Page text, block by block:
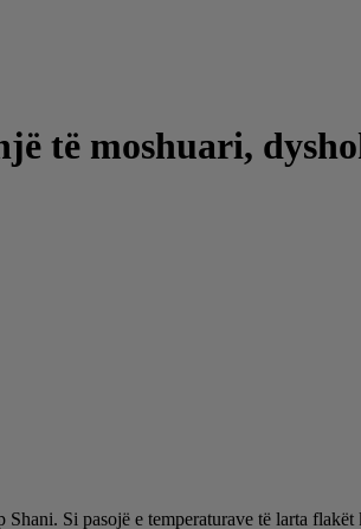
të moshuari,
Si pasojë e temperaturave të larta